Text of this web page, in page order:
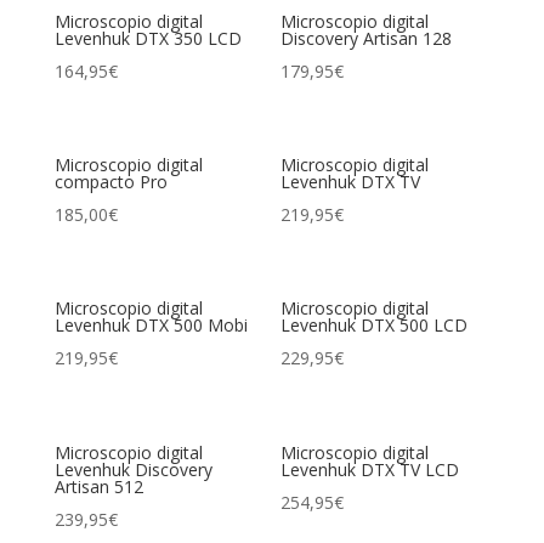
Microscopio digital
Levenhuk DTX 350 LCD
164,95€
Microscopio digital
Discovery Artisan 128
179,95€
Microscopio digital
compacto Pro
185,00€
Microscopio digital
Levenhuk DTX TV
219,95€
Microscopio digital
Levenhuk DTX 500 Mobi
219,95€
Microscopio digital
Levenhuk DTX 500 LCD
229,95€
Microscopio digital
Levenhuk Discovery
Artisan 512
239,95€
Microscopio digital
Levenhuk DTX TV LCD
254,95€